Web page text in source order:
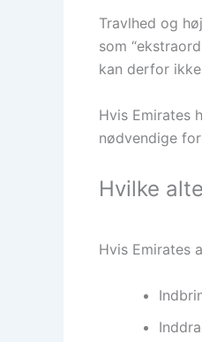
Travlhed og
som
kan derfor
Hvis Emirates
nødvendige
Hvilke
Hvis Emirates